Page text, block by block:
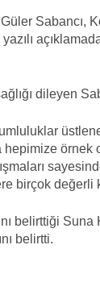
Sabancı,
dileyen
örnek
birçok değerli
belirttiği Suna
belirtti.